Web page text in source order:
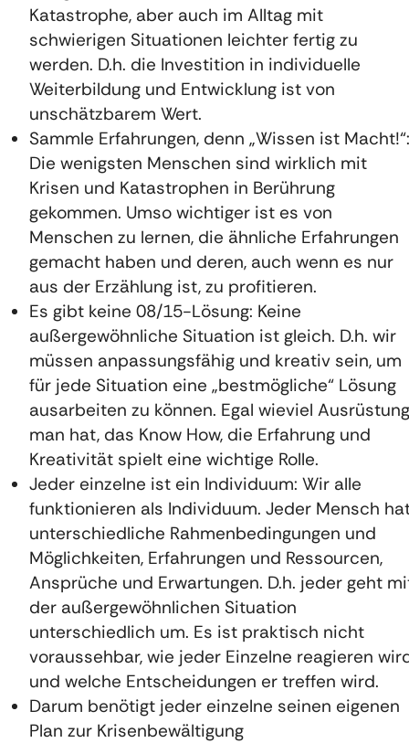
Katastrophe, aber auch im Alltag mit
schwierigen Situationen leichter fertig zu
werden. D.h. die Investition in individuelle
Weiterbildung und Entwicklung ist von
unschätzbarem Wert.
Sammle Erfahrungen, denn „Wissen ist Macht!“:
Die wenigsten Menschen sind wirklich mit
Krisen und Katastrophen in Berührung
gekommen. Umso wichtiger ist es von
Menschen zu lernen, die ähnliche Erfahrungen
gemacht haben und deren, auch wenn es nur
aus der Erzählung ist, zu profitieren.
Es gibt keine 08/15-Lösung: Keine
außergewöhnliche Situation ist gleich. D.h. wir
müssen anpassungsfähig und kreativ sein, um
für jede Situation eine „bestmögliche“ Lösung
ausarbeiten zu können. Egal wieviel Ausrüstung
man hat, das Know How, die Erfahrung und
Kreativität spielt eine wichtige Rolle.
Jeder einzelne ist ein Individuum: Wir alle
funktionieren als Individuum. Jeder Mensch
unterschiedliche Rahmenbedingungen und
Möglichkeiten, Erfahrungen und Ressourcen,
Ansprüche und Erwartungen. D.h. jeder geht
der außergewöhnlichen Situation
unterschiedlich um. Es ist praktisch nicht
voraussehbar, wie jeder Einzelne reagieren
und welche Entscheidungen er treffen wird.
Darum benötigt jeder einzelne seinen eigenen
Plan zur Krisenbewältigung